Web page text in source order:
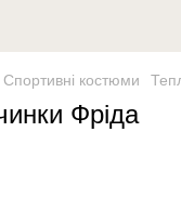
Спортивні костюми
Фріда